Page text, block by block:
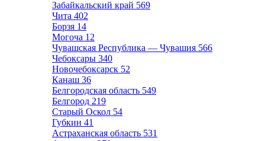
Забайкальский край 569
Чита 402
Борзя 14
Могоча 12
Чувашская Республика — Чувашия 566
Чебоксары 340
Новочебоксарск 52
Канаш 36
Белгородская область 549
Белгород 219
Старый Оскол 54
Губкин 41
Астраханская область 531